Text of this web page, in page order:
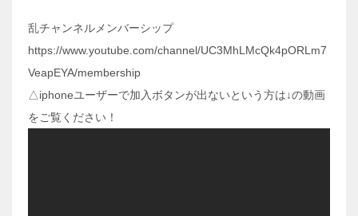
乱チャンネルメンバーシップ
https://www.youtube.com/channel/UC3MhLMcQk4pORLm7
VeapEYA/membership
△iphoneユーザーで加入ボタンが出ないという方は↓の動画
をご覧ください！